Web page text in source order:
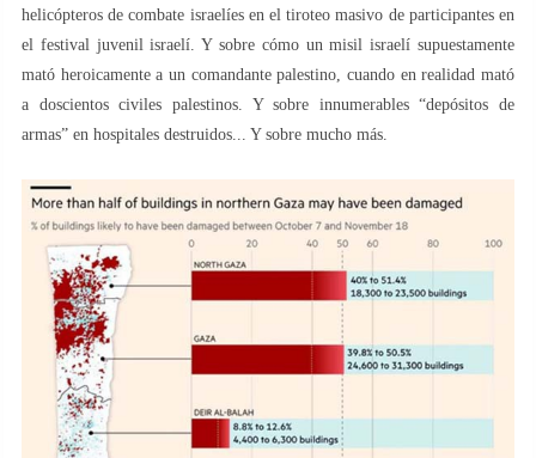
helicópteros de combate israelíes en el tiroteo masivo de participantes en
el festival juvenil israelí. Y sobre cómo un misil israelí supuestamente
mató heroicamente a un comandante palestino, cuando en realidad mató
a doscientos civiles palestinos. Y sobre innumerables “depósitos de
armas” en hospitales destruidos... Y sobre mucho más.